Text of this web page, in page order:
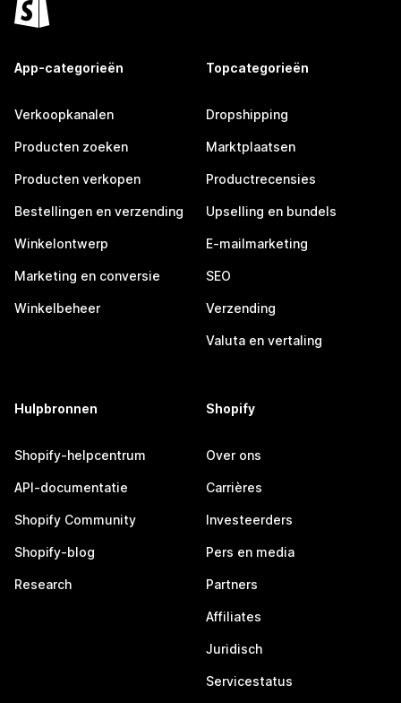
App-categorieën
Verkoopkanalen
Producten zoeken
Producten verkopen
Bestellingen en verzending
Winkelontwerp
Marketing en conversie
Winkelbeheer
Topcategorieën
Dropshipping
Marktplaatsen
Productrecensies
Upselling en bundels
E-mailmarketing
SEO
Verzending
Valuta en vertaling
Hulpbronnen
Shopify-helpcentrum
API-documentatie
Shopify Community
Shopify-blog
Research
Shopify
Over ons
Carrières
Investeerders
Pers en media
Partners
Affiliates
Juridisch
Servicestatus